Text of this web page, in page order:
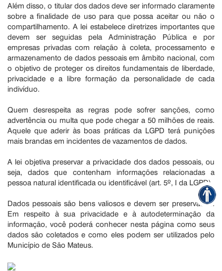
Além disso, o titular dos dados deve ser informado claramente
sobre a finalidade de uso para que possa aceitar ou não o
compartilhamento. A lei estabelece diretrizes importantes que
devem ser seguidas pela Administração Pública e por
empresas privadas com relação à coleta, processamento e
armazenamento de dados pessoais em âmbito nacional, com
o objetivo de proteger os direitos fundamentais de liberdade,
privacidade e a libre formação da personalidade de cada
indivíduo.
Quem desrespeita as regras pode sofrer sanções, como
advertência ou multa que pode chegar a 50 milhões de reais.
Aquele que aderir às boas práticas da LGPD terá punições
mais brandas em incidentes de vazamentos de dados.
A lei objetiva preservar a privacidade dos dados pessoais, ou
seja, dados que contenham informações relacionadas a
pessoa natural identificada ou identificável (art. 5º, I da LGPD).
Dados pessoais são bens valiosos e devem ser preservados.
Em respeito à sua privacidade e à autodeterminação da
informação, você poderá conhecer nesta página como seus
dados são coletados e como eles podem ser utilizados pelo
Município de São Mateus.